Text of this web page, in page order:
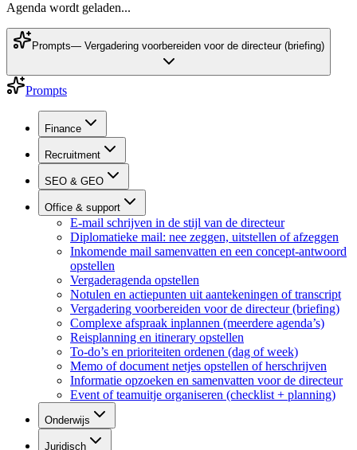
Agenda wordt geladen...
Prompts— Vergadering voorbereiden voor de directeur (briefing)
Prompts
Finance
Recruitment
SEO & GEO
Office & support
E-mail schrijven in de stijl van de directeur
Diplomatieke mail: nee zeggen, uitstellen of afzeggen
Inkomende mail samenvatten en een concept-antwoord
opstellen
Vergaderagenda opstellen
Notulen en actiepunten uit aantekeningen of transcript
Vergadering voorbereiden voor de directeur (briefing)
Complexe afspraak inplannen (meerdere agenda’s)
Reisplanning en itinerary opstellen
To-do’s en prioriteiten ordenen (dag of week)
Memo of document netjes opstellen of herschrijven
Informatie opzoeken en samenvatten voor de directeur
Event of teamuitje organiseren (checklist + planning)
Onderwijs
Juridisch